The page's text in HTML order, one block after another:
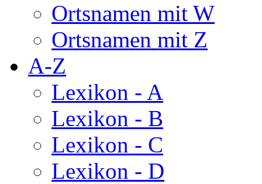
Ortsnamen mit W
Ortsnamen mit Z
A-Z
Lexikon - A
Lexikon - B
Lexikon - C
Lexikon - D